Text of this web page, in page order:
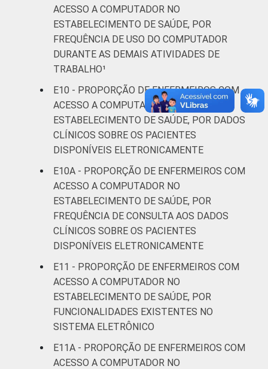
ACESSO A COMPUTADOR NO
ESTABELECIMENTO DE SAÚDE, POR
FREQUÊNCIA DE USO DO COMPUTADOR
DURANTE AS DEMAIS ATIVIDADES DE
TRABALHO¹
E10 - PROPORÇÃO DE ENFERMEIROS COM
ACESSO A COMPUTADOR NO
ESTABELECIMENTO DE SAÚDE, POR DADOS
CLÍNICOS SOBRE OS PACIENTES
DISPONÍVEIS ELETRONICAMENTE
E10A - PROPORÇÃO DE ENFERMEIROS COM
ACESSO A COMPUTADOR NO
ESTABELECIMENTO DE SAÚDE, POR
FREQUÊNCIA DE CONSULTA AOS DADOS
CLÍNICOS SOBRE OS PACIENTES
DISPONÍVEIS ELETRONICAMENTE
E11 - PROPORÇÃO DE ENFERMEIROS COM
ACESSO A COMPUTADOR NO
ESTABELECIMENTO DE SAÚDE, POR
FUNCIONALIDADES EXISTENTES NO
SISTEMA ELETRÔNICO
E11A - PROPORÇÃO DE ENFERMEIROS COM
ACESSO A COMPUTADOR NO